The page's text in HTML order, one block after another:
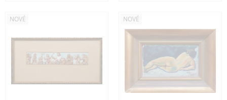
NOVÉ NOVÉ